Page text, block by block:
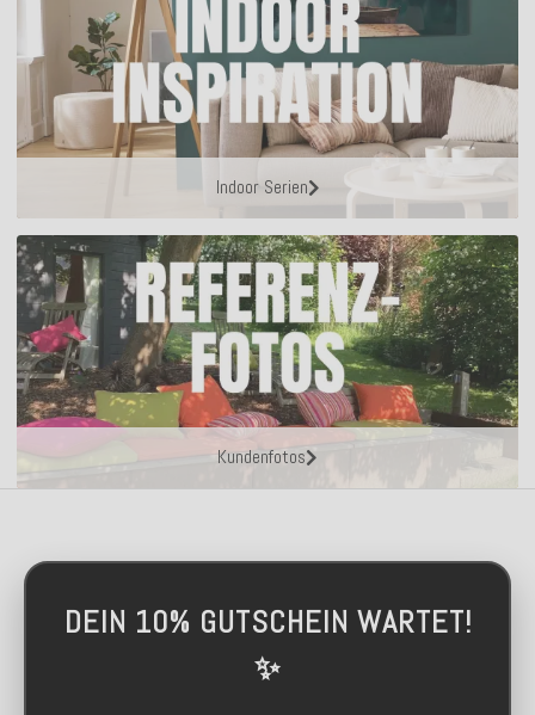
Indoor Serien
Kundenfotos
DEIN 10% GUTSCHEIN WARTET!
✨